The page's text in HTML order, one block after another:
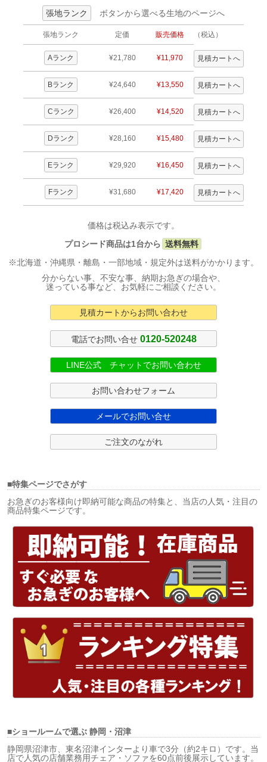
張地ランク
ボタンから選べる生地のページへ
張地ランク 定価 販売価格 （税込）
Aランク ¥21,780 ¥11,970
Bランク ¥24,640 ¥13,550
Cランク ¥26,400 ¥14,520
Dランク ¥28,160 ¥15,480
Eランク ¥29,920 ¥16,450
Fランク ¥31,680 ¥17,420
価格は税込み表示です。
プロシード商品は1台から 送料無料
※北海道・沖縄県・離島・一部地域・規定外は送料がかかります。
分からない事、不安な事、納期お急ぎの場合や、
迷っている事など、お気軽にご相談ください。
見積カートからお問い合わせ
電話でお問い合せ 0120-520248
LINE公式 チャットでお問い合わせ
お問い合わせフォーム
メールでお問い合せ
ご注文のながれ
■特集ページでさがす
お急ぎのお客様向け即納可能な商品の特集と、当店の人気・注目の
商品特集ページです。
■ショールームで選ぶ静岡・沼津
静岡県沼津市、東名沼津インターより車で3分（約2キロ）です。当
店で人気の店舗業務用チェア・ソファを60点前後展示しています。